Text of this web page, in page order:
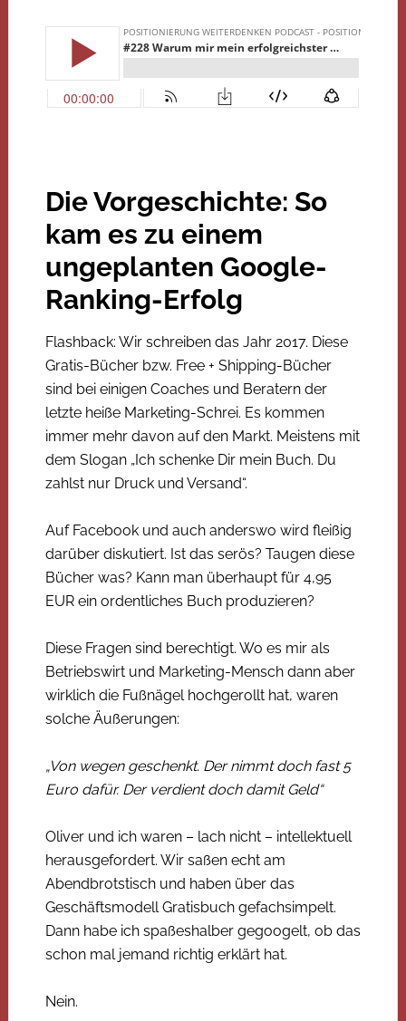
Die Vorgeschichte: So
kam es zu einem
ungeplanten Google-
Ranking-Erfolg
Flashback: Wir schreiben das Jahr 2017. Diese
Gratis-Bücher bzw. Free + Shipping-Bücher
sind bei einigen Coaches und Beratern der
letzte heiße Marketing-Schrei. Es kommen
immer mehr davon auf den Markt. Meistens mit
dem Slogan „Ich schenke Dir mein Buch. Du
zahlst nur Druck und Versand“.
Auf Facebook und auch anderswo wird fleißig
darüber diskutiert. Ist das serös? Taugen diese
Bücher was? Kann man überhaupt für 4,95
EUR ein ordentliches Buch produzieren?
Diese Fragen sind berechtigt. Wo es mir als
Betriebswirt und Marketing-Mensch dann aber
wirklich die Fußnägel hochgerollt hat, waren
solche Äußerungen:
„Von wegen geschenkt. Der nimmt doch fast 5
Euro dafür. Der verdient doch damit Geld“
Oliver und ich waren – lach nicht – intellektuell
herausgefordert. Wir saßen echt am
Abendbrotstisch und haben über das
Geschäftsmodell Gratisbuch gefachsimpelt.
Dann habe ich spaßeshalber gegoogelt, ob das
schon mal jemand richtig erklärt hat.
Nein.